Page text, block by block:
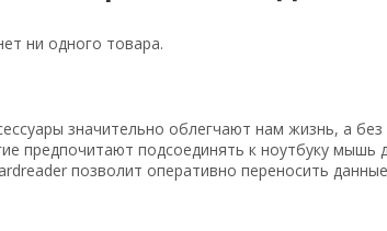
ни одного товара.
значительно облегчают нам жизнь, а
предпочитают подсоединять к ноутбуку
позволит оперативно переносить